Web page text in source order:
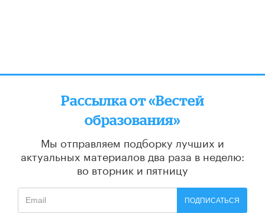
Рассылка от «Вестей
образования»
Мы отправляем подборку лучших и
актуальных материалов два раза в неделю:
во вторник и пятницу
ПОДПИСАТЬСЯ